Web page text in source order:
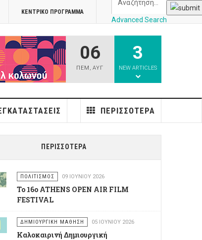
ΚΕΝΤΡΙΚΌ ΠΡΌΓΡΑΜΜΑ
Advanced Search
06
ΠΕΜ ,ΑΥΓ
3
NEW ARTICLES
ΠΕΡΙΣΣΌΤΕΡΑ
ΠΕΡΙΣΣΌΤΕΡΑ
ΠΟΛΙΤΙΣΜΌΣ 09 ΙΟΥΝΊΟΥ 2026
Το 16o ATHENS OPEN AIR FILM
FESTIVAL
ΔΗΜΙΟΥΡΓΙΚΉ ΜΆΘΗΣΗ 05 ΙΟΥΝΊΟΥ 2026
Καλοκαιρινή Δημιουργική